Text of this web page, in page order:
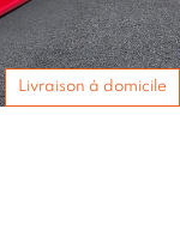
Livraison à domicile